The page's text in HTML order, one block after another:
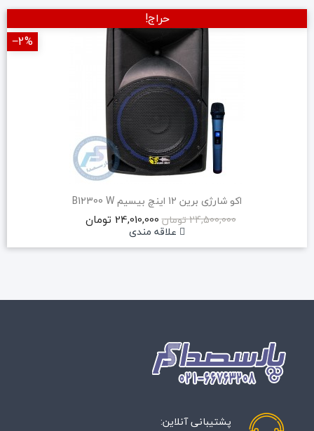
اکو شارژی برین 12 اینچ بیسیم B12300 W
24,500,000 تومان
24,010,000 تومان
علاقه مندی
حراج!
‎−2%
پشتیبانی آنلاین: